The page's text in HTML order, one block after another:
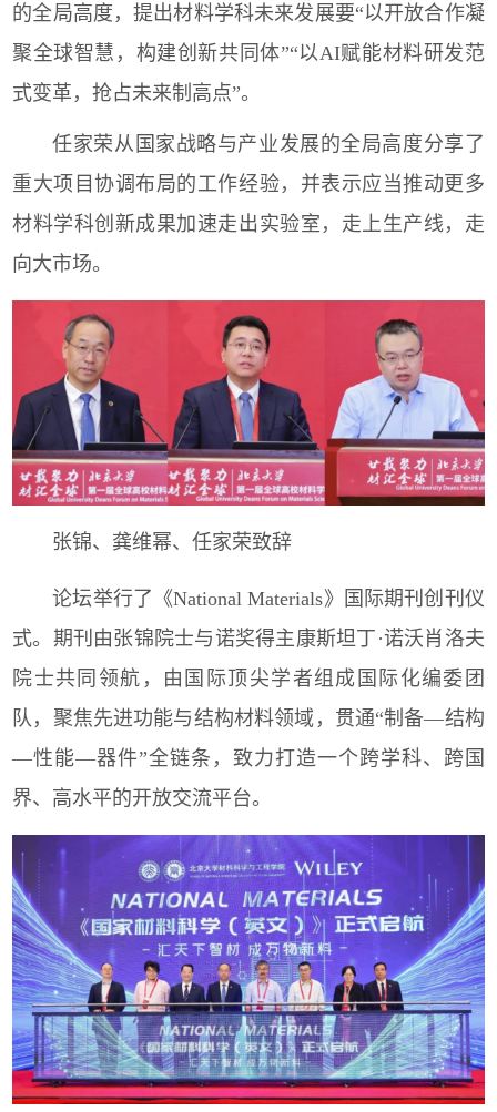
的全局高度，提出材料学科未来发展要“以开放合作凝
聚全球智慧，构建创新共同体”“以AI赋能材料研发范
式变革，抢占未来制高点”。
任家荣从国家战略与产业发展的全局高度分享了
重大项目协调布局的工作经验，并表示应当推动更多
材料学科创新成果加速走出实验室，走上生产线，走
向大市场。
张锦、龚维幂、任家荣致辞
论坛举行了《National Materials》国际期刊创刊仪
式。期刊由张锦院士与诺奖得主康斯坦丁·诺沃肖洛夫
院士共同领航，由国际顶尖学者组成国际化编委团
队，聚焦先进功能与结构材料领域，贯通“制备—结构
—性能—器件”全链条，致力打造一个跨学科、跨国
界、高水平的开放交流平台。